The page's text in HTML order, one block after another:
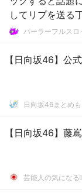
してリプを送る
パーラーフルスロ
【日向坂46】公
日向坂46まとめも
【日向坂46】藤
芸能人の気になる